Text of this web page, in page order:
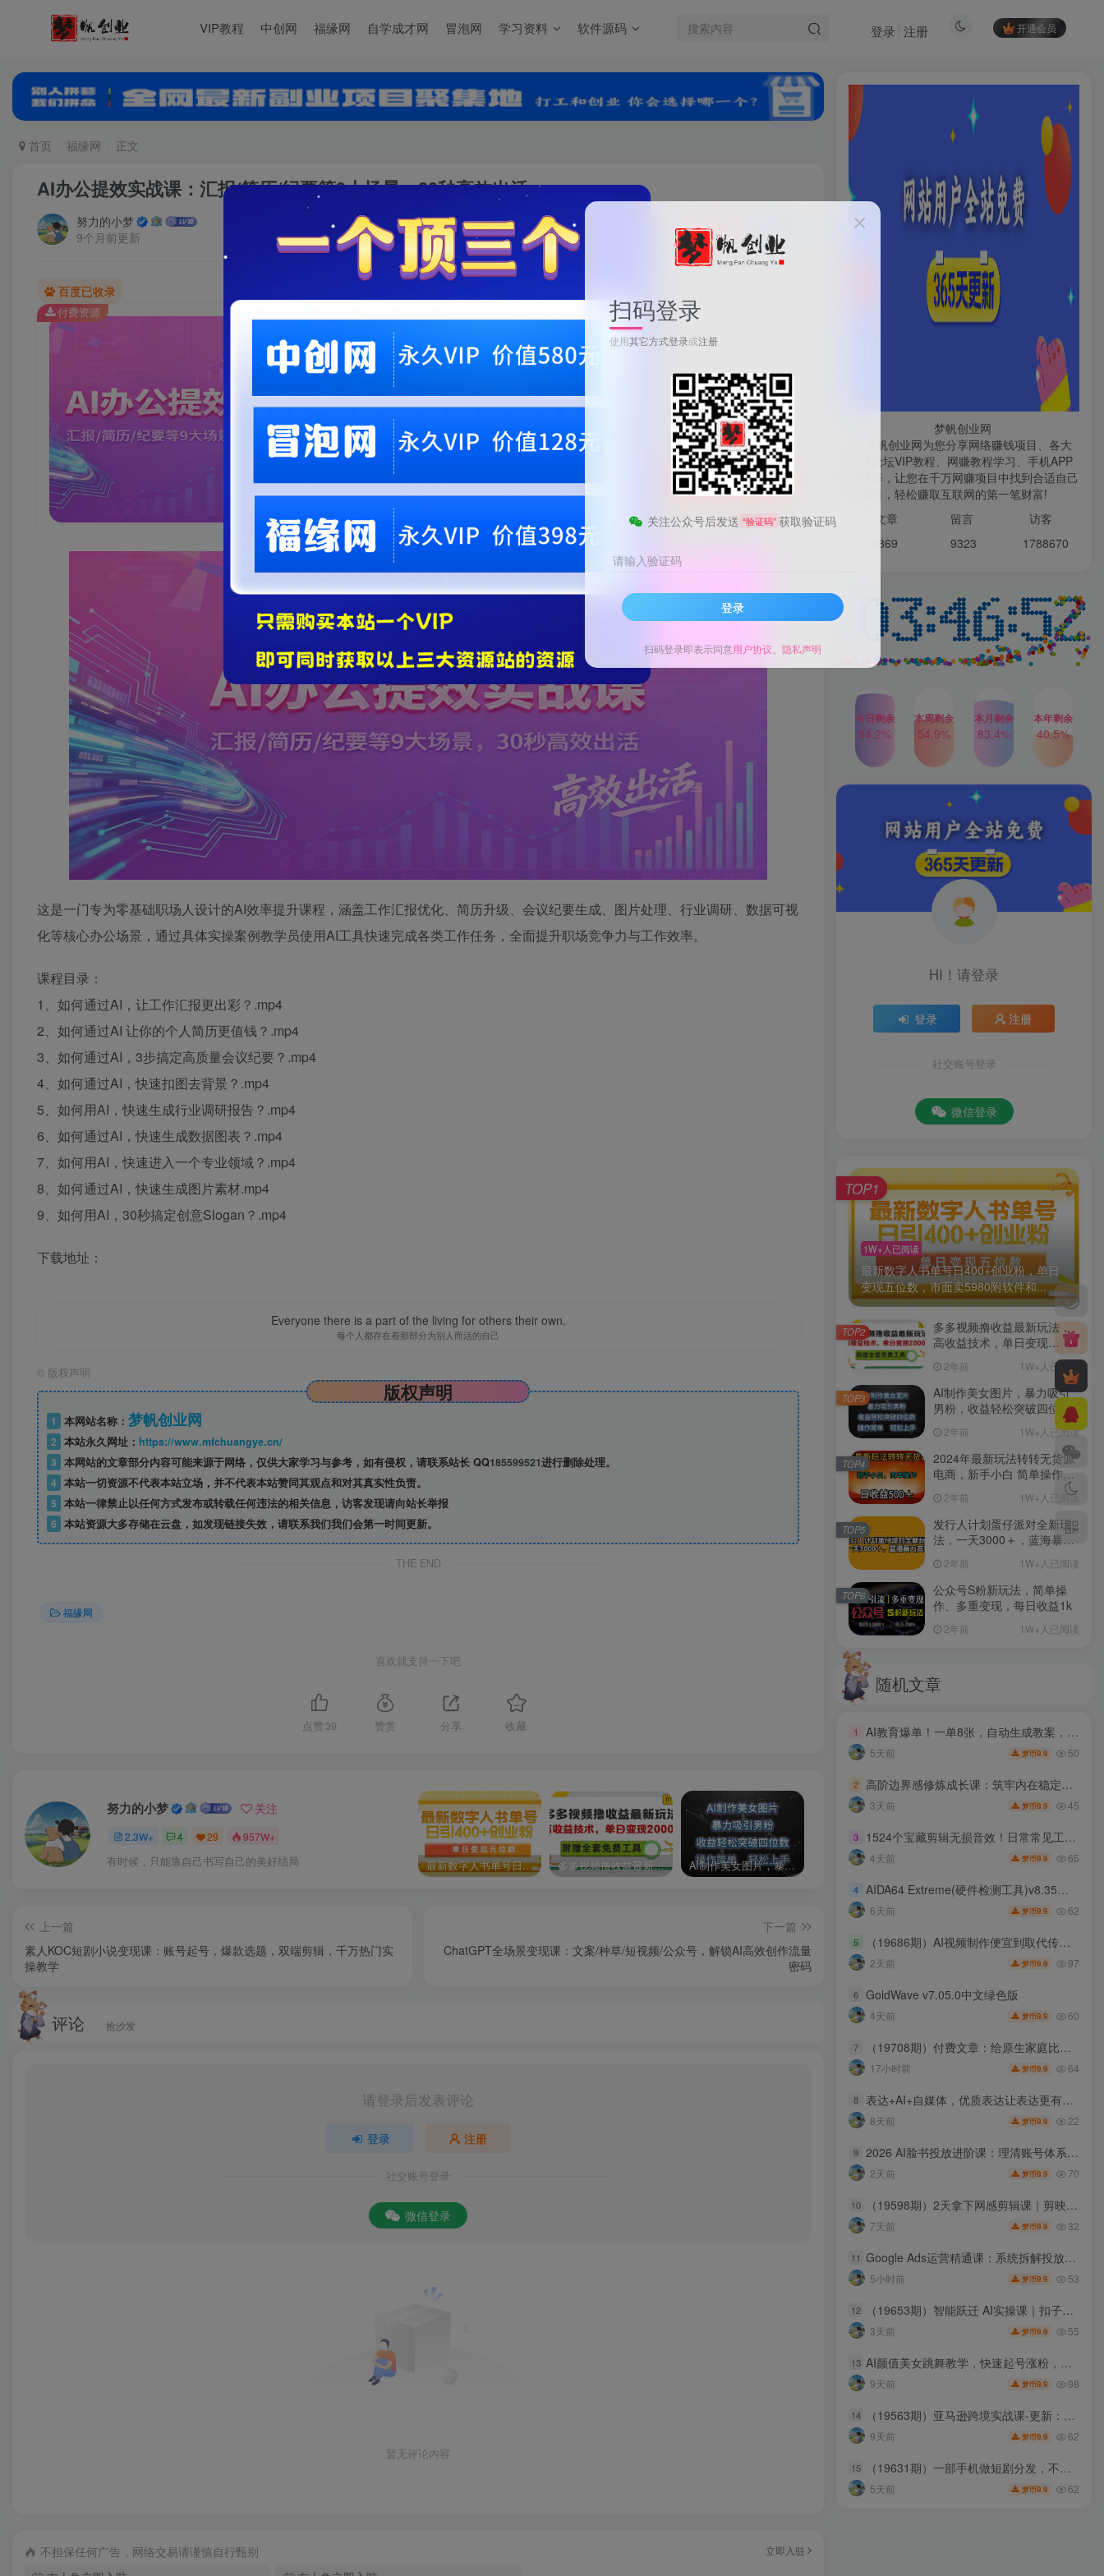
VIP教程 中创网 福缘网 自学成才网 冒泡网 学习资料 软件源码 开通会员
登录 注册
首页 福缘网 正文
AI办公提效实战课：汇报/简历/纪要等9大场景，30秒高效出活
努力的小梦
9个月前更新
关注
0 69 39
百度已收录
AI办公提效实战课：汇报/简历/纪要等9大场景，30秒高效出活
此内容为付费资源，请付费后查看
梦币9.9
梦币1
钻石会员 免费
立即购买
您当前未登录！建议登陆后购买，可保存购买订单。微信支付联系微信：chen185599521
付费资源
这是一门专为零基础职场人设计的AI效率提升课程，涵盖工作汇报优化、简历升级、会议纪要生成、图片处理、行业调研、数据可视
化等核心办公场景，通过具体实操案例教学员使用AI工具快速完成各类工作任务，全面提升职场竞争力与工作效率。
课程目录：
1、如何通过AI，让工作汇报更出彩？.mp4
2、如何通过AI 让你的个人简历更值钱？.mp4
3、如何通过AI，3步搞定高质量会议纪要？.mp4
4、如何通过AI，快速扣图去背景？.mp4
5、如何用AI，快速生成行业调研报告？.mp4
6、如何通过AI，快速生成数据图表？.mp4
7、如何用AI，快速进入一个专业领域？.mp4
8、如何通过AI，快速生成图片素材.mp4
9、如何用AI，30秒搞定创意Slogan？.mp4
下载地址：
Everyone there is a part of the living for others their own.
每个人都存在着那部分为别人而活的自己
© 版权声明
版权声明
1 本网站名称： 梦帆创业网
2 本站永久网址： https://www.mfchuangye.cn/
3 本网站的文章部分内容可能来源于网络，仅供大家学习与参考，如有侵权，请联系站长 QQ185599521进行删除处理。
4 本站一切资源不代表本站立场，并不代表本站赞同其观点和对其真实性负责。
5 本站一律禁止以任何方式发布或转载任何违法的相关信息，访客发现请向站长举报
6 本站资源大多存储在云盘，如发现链接失效，请联系我们我们会第一时间更新。
THE END
福缘网
喜欢就支持一下吧
点赞 39 赞赏 分享 收藏
努力的小梦 关注
2.3W+ 4 29 957W+
有时候，只能靠自己书写自己的美好结局 最新数字人书单号日400+创业粉，单日变现五位数，市面卖5980附软件和详… 多多视频撸收益最新玩法，高收益技术，单日变现2000+，附赠全套技术资料 AI制作美女图片，暴力吸引男粉，收益轻松突破四位数，操作简单 上手难度低 发行人计划蛋仔派对全新玩法，一天3000＋，蓝海暴力变现
上一篇
素人KOC短剧小说变现课：账号起号，爆款选题，双端剪辑，千万热门实
操教学
下一篇
ChatGPT全场景变现课：文案/种草/短视频/公众号，解锁AI高效创作流量
密码
评论 抢沙发
请登录后发表评论
登录 注册
社交账号登录
微信登录
暂无评论内容
不担保任何广告，网络交易请谨慎自行甄别 立即入驻
HI！请登录
登录
多多视频撸收益最新玩法，
高收益技术，单日变现
2000+，附赠全套技术资料
1W+人已阅读
数，操作简单 上手难度低
2年前 1W+人已阅读
电商，新手小白 简单操作，
2年前 1W+人已阅读
TOP4
发行人计划蛋仔派对全新玩
法，一天3000＋，蓝海暴力
变现2年前
公众号S粉新玩法，简单操
作、多重变现，每日收益1k
2年前
梦帆创业网
梦帆创业网为您分享网络赚钱项目、各大
网赚论坛VIP教程、网赚教程学习、手机APP
赚钱等，让您在千万网赚项目中找到合适自己
的项目，轻松赚取互联网的第一笔财富!
文章 留言 访客
6869 9323 1788670
今日剩余
84.2%
本周剩余
54.9%
本月剩余
83.4%
本年剩余
40.5%
HI！请登录
登录 注册
社交账号登录
微信登录
1W+人已阅读
最新数字人书单号日400+创业粉，单日
变现五位数，市面卖5980附软件和...
TOP1
多多视频撸收益最新玩法，
高收益技术，单日变现
2000+，附赠全套技术资料
2年前 1W+人已阅读
TOP2
AI制作美女图片，暴力吸引
男粉，收益轻松突破四位
数，操作简单 上手难度低
2年前 1W+人已阅读
TOP3
2024年最新玩法转转无货源
电商，新手小白 简单操作，
2年前 1W+人已阅读
TOP4
发行人计划蛋仔派对全新玩
法，一天3000＋，蓝海暴力
2年前 1W+人已阅读
TOP5
公众号S粉新玩法，简单操
作、多重变现，每日收益1k
2年前 1W+人已阅读
TOP6
随机文章
1 AI教育爆单！一单8张，自动生成教案，全程派单，小白照赚
5天前 梦币9.9 50
2 高阶边界感修炼成长课：筑牢内在稳定秩序，理清人际界限改写自身人生运势
3天前 梦币9.9 45
3 1524个宝藏剪辑无损音效！日常常见工具音效包，如砍含扳手、剪刀、锯，泵，斧头，锤子工具等，中文分类
4天前 梦币9.9 65
4 AIDA64 Extreme(硬件检测工具)v8.35绿色版
6天前 梦币9.9 62
5 （19686期）AI视频制作便宜到取代传统！教你做真人感内容，还能靠它赚外快（避开7个AI假脸坑）【原创双语字幕】
2天前 梦币9.9 97
6 GoldWave v7.05.0中文绿色版
4天前 梦币9.9 60
7 （19708期）付费文章：给原生家庭比较一般人的几点建议，打破阶层局限，实现个人与家族代际向上跃升
17小时前 梦币9.9 64
8 表达+AI+自媒体，优质表达让表达更有影响力|AI实操从思路到落地的实战|自媒体全流程打造个人品牌与影响力
8天前 梦币9.9 22
9 2026 AI脸书投放进阶课：理清账号体系搭建逻辑，用AI重构广告投放工作流（更新）
2天前 梦币9.9 70
10 （19598期）2天拿下网感剪辑课｜剪映基础操作全套教学，网感音效文字动画，高阶特效调色接单完整实操指南
7天前 梦币9.9 32
11 Google Ads运营精通课：系统拆解投放全流程，优化账户提升广告投产回报率
5小时前 梦币9.9 53
12 （19653期）智能跃迁 AI实操课｜扣子工作流小红书图文搭建，cherrystudio知识库openclaw飞书机器人全套自动化实操教学
3天前 梦币9.9 55
13 AI颜值美女跳舞教学，快速起号涨粉，后期可做女装带货，卖号，接商单，收徒等
9天前 梦币9.9 98
14 （19563期）亚马逊跨境实战课-更新：全品类选品逻辑｜SP/SB/SD广告精细化｜新品打爆旺季爆单全套运营教程
9天前 梦币9.9 62
15 （19631期）一部手机做短剧分发，不用真人出镜、不用拍摄剧本，快手流量变现日赚千元
5天前 梦币9.9 62
扫码登录
使用其它方式登录或注册
关注公众号后发送 “验证码” 获取验证码
请输入验证码
登录
扫码登录即表示同意用户协议 隐私声明